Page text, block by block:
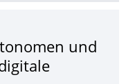
und